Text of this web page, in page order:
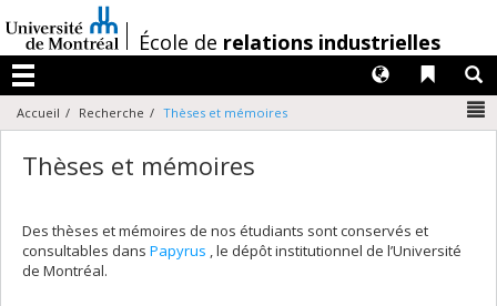
au
contenu
/École de relations industrielles
Menu
Liens
Langues
Accueil Recherche Thèses et mémoires
Thèses et mémoires
Des thèses et mémoires de nos étudiants sont conservés et
consultables dans Papyrus , le dépôt institutionnel de l’Université
de Montréal.